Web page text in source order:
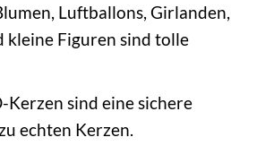
Luftballons, Girlanden,
kleine Figuren sind tolle
Kerzen sind eine sichere
echten Kerzen.